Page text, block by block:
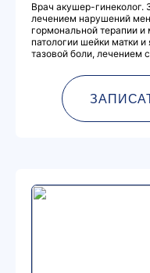
Врач акушер-гинеколог.
лечением нарушений
гормональной терапии
патологии шейки матки
тазовой боли, лечением